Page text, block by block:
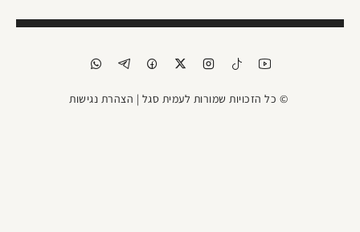
© כל הזכויות שמורות לעמית סגל | הצהרת נגישות